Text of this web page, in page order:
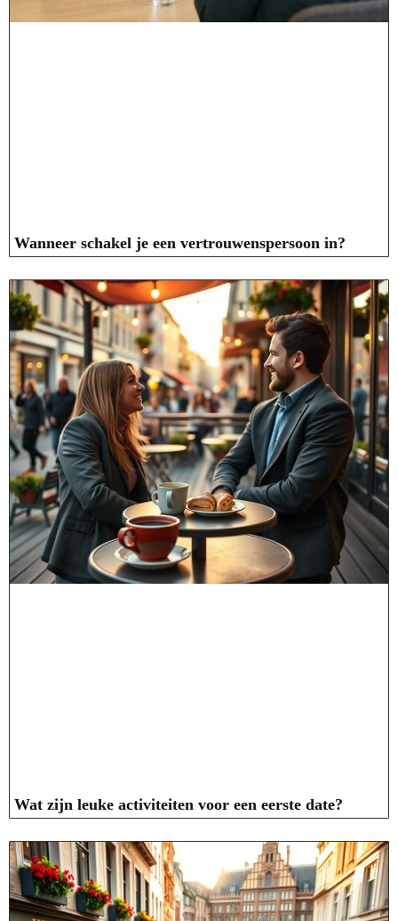
Wanneer schakel je een vertrouwenspersoon in?
Wat zijn leuke activiteiten voor een eerste date?